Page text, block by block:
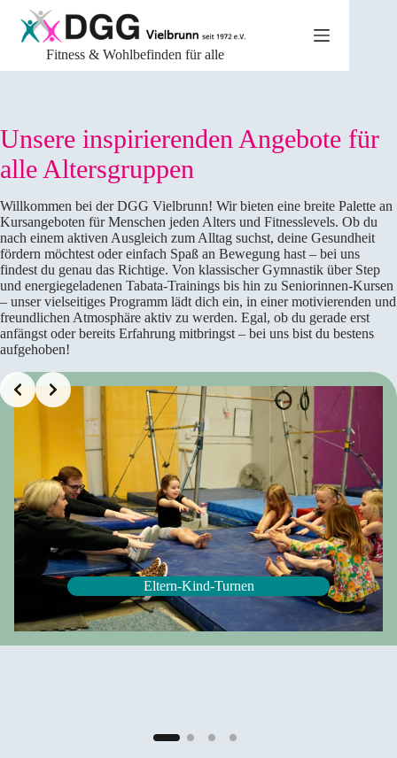
Inhalt
springen
Fitness & Wohlbefinden für alle
Unsere inspirierenden Angebote für
alle Altersgruppen
Willkommen bei der DGG Vielbrunn! Wir bieten eine breite Palette an
Kursangeboten für Menschen jeden Alters und Fitnesslevels. Ob du
nach einem aktiven Ausgleich zum Alltag suchst, deine Gesundheit
fördern möchtest oder einfach Spaß an Bewegung hast – bei uns
findest du genau das Richtige. Von klassischer Gymnastik über Step
und energiegeladenen Tabata-Trainings bis hin zu Seniorinnen-Kursen
– unser vielseitiges Programm lädt dich ein, in einer motivierenden und
freundlichen Atmosphäre aktiv zu werden. Egal, ob du gerade erst
anfängst oder bereits Erfahrung mitbringst – bei uns bist du bestens
aufgehoben!
Eltern-Kind-Turnen